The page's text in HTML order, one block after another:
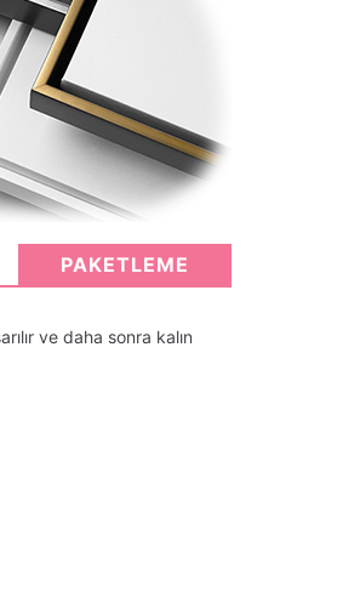
PAKETLEME
ve daha sonra kalın